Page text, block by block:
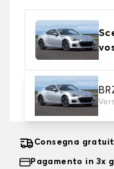
2. Livello di
Scegli il telo
Consegna
Pagamento in 3x